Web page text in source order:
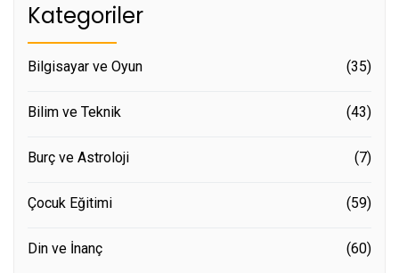
Kategoriler
Bilgisayar ve Oyun (35)
Bilim ve Teknik (43)
Burç ve Astroloji (7)
Çocuk Eğitimi (59)
Din ve İnanç (60)